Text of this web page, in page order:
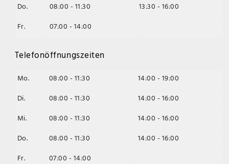
Do.
08:00 - 11:30
13:30 - 16:00
Fr.
07:00 - 14:00
Telefonöffnungszeiten
Mo. 08:00 - 11:30
14:00 - 19:00
Di.
08:00 - 11:30
14:00 - 16:00
Mi.
08:00 - 11:30
14:00 - 16:00
Do.
08:00 - 11:30
14:00 - 16:00
Fr.
07:00 - 14:00